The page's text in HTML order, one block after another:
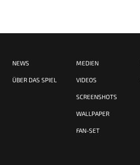
NEWS
ÜBER DAS SPIEL
MEDIEN
VIDEOS
SCREENSHOTS
WALLPAPER
FAN-SET